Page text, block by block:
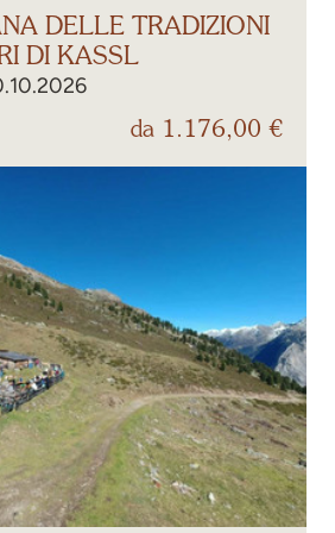
DELLE TRADIZIONI
DI KASSL
da 1.176,00 €